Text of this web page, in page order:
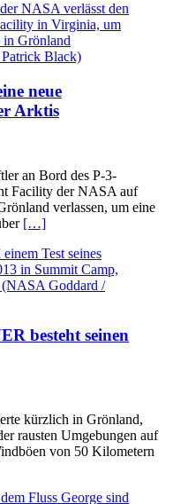
neue
Arktis
an Bord des P-3-
Facility der NASA auf
verlassen, um eine
[…]
besteht seinen
kürzlich in Grönland,
rausten Umgebungen auf
von 50 Kilometern